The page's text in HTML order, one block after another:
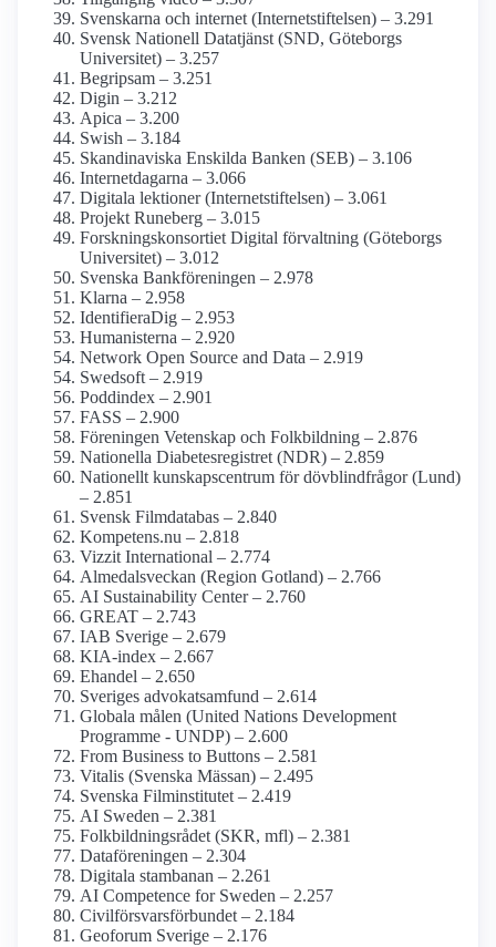
Svenskarna och internet (Internetstiftelsen) – 3.291
Svensk Nationell Datatjänst (SND, Göteborgs
Universitet) – 3.257
Begripsam – 3.251
Digin – 3.212
Apica – 3.200
Swish – 3.184
Skandinaviska Enskilda Banken (SEB) – 3.106
Internetdagarna – 3.066
Digitala lektioner (Internetstiftelsen) – 3.061
Projekt Runeberg – 3.015
Forsknings­konsortiet Digital förvaltning (Göteborgs
Universitet) – 3.012
Svenska Bankföreningen – 2.978
Klarna – 2.958
Identifiera­Dig – 2.953
Humanisterna – 2.920
Network Open Source and Data – 2.919
Swedsoft – 2.919
Poddindex – 2.901
FASS – 2.900
Föreningen Vetenskap och Folkbildning – 2.876
Nationella Diabetes­registret (NDR) – 2.859
Nationellt kunskapsc­entrum för dövblind­frågor (Lund)
– 2.851
Svensk Film­databas – 2.840
Kompetens.nu – 2.818
Vizzit International – 2.774
Almedalsveckan (Region Gotland) – 2.766
AI Sustainability Center – 2.760
GREAT – 2.743
IAB Sverige – 2.679
KIA-index – 2.667
Ehandel – 2.650
Sveriges advokat­samfund – 2.614
Globala målen (United Nations Development
Programme - UNDP) – 2.600
From Business to Buttons – 2.581
Vitalis (Svenska Mässan) – 2.495
Svenska Film­institutet – 2.419
AI Sweden – 2.381
Folkbildnings­rådet (SKR, mfl) – 2.381
Dataföreningen – 2.304
Digitala stambanan – 2.261
AI Competence for Sweden – 2.257
Civilförsvars­förbundet – 2.184
Geoforum Sverige – 2.176